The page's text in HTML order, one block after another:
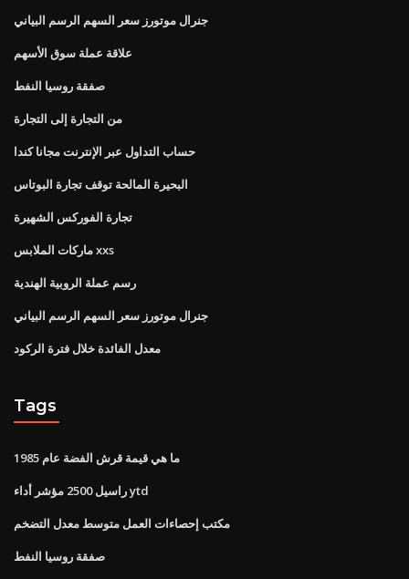
جنرال موتورز سعر السهم الرسم البياني
علاقة عملة سوق الأسهم
صفقة روسيا النفط
من التجارة إلى التجارة
حساب التداول عبر الإنترنت مجانا كندا
البحيرة المالحة توقف تجارة البوتاس
تجارة الفوركس الشهيرة
ماركات الملابس xxs
رسم عملة الروبية الهندية
جنرال موتورز سعر السهم الرسم البياني
معدل الفائدة خلال فترة الركود
Tags
ما هي قيمة قرش الفضة عام 1985
راسيل 2500 مؤشر أداء ytd
مكتب إحصاءات العمل متوسط ​​معدل التضخم
صفقة روسيا النفط